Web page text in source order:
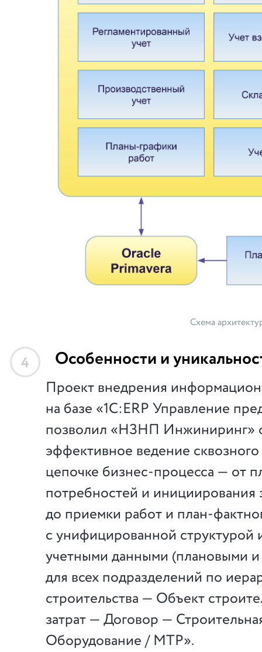
Схема
4 Особенности и
Проект внедрения
на базе «1С:ERP Управление
позволил «НЗНП Инжиниринг»
эффективное ведение
цепочке бизнес-процесса — от
потребностей и инициирования
до приемки работ и план-
с унифицированной
учетными данными (плановыми
для всех подразделений по
строительства — Объект
затрат — Договор —
Оборудование / МТР».